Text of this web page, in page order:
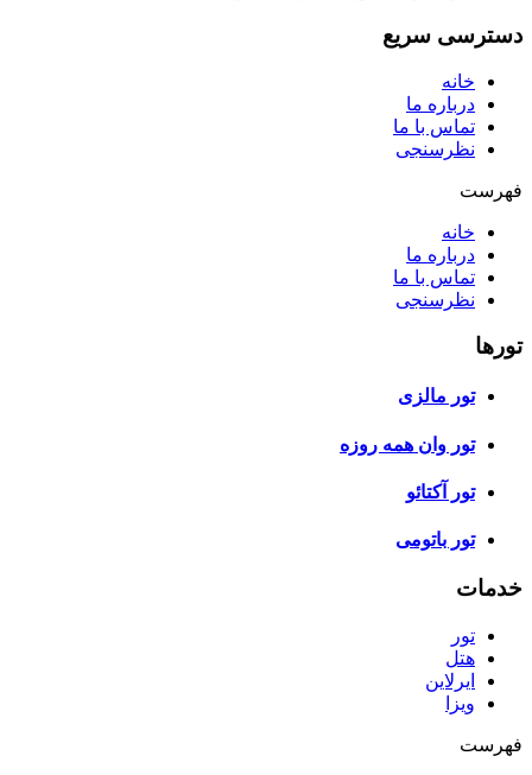
دسترسی سریع
خانه
درباره ما
تماس با ما
نظرسنجی
فهرست
خانه
درباره ما
تماس با ما
نظرسنجی
تورها
تور مالزی
تور وان همه روزه
تور آکتائو
تور باتومی
خدمات
تور
هتل
ایرلاین
ویزا
فهرست